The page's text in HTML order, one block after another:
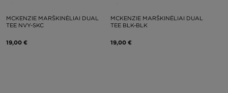
MCKENZIE MARŠKINĖLIAI DUAL
TEE NVY-SKC
19,00 €
MCKENZIE MARŠKINĖLIAI DUAL
TEE BLK-BLK
19,00 €